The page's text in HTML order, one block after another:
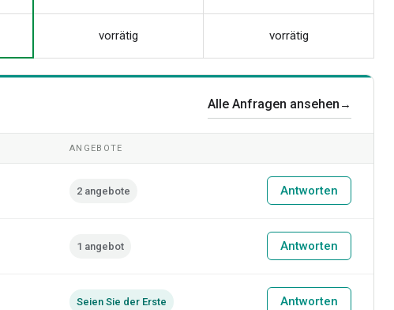
vorrätig vorrätig
Alle Anfragen ansehen →
ANGEBOTE
2 angebote Antworten
1 angebot Antworten
Seien Sie der Erste Antworten